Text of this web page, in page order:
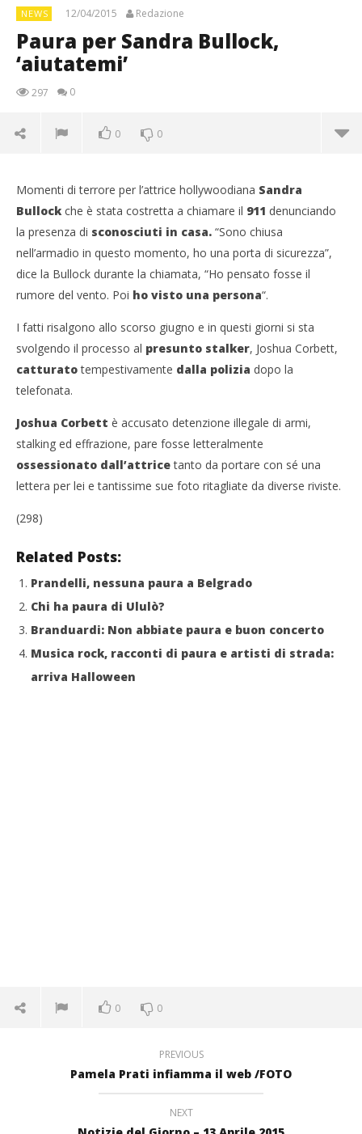
NEWS 12/04/2015 Redazione
Paura per Sandra Bullock,
‘aiutatemi’
297 0
0 0
NOW VIEWING
Paura per Sandra Bullock, ‘aiutatemi’
12/04/2015
Redazione
Momenti di terrore per l’attrice hollywoodiana Sandra
Bullock che è stata costretta a chiamare il 911 denunciando
la presenza di sconosciuti in casa. “Sono chiusa
nell’armadio in questo momento, ho una porta di sicurezza”,
dice la Bullock durante la chiamata, “Ho pensato fosse il
rumore del vento. Poi ho visto una persona“.
I fatti risalgono allo scorso giugno e in questi giorni si sta
svolgendo il processo al presunto stalker, Joshua Corbett,
catturatotempestivamente dalla polizia dopo la
telefonata.
Joshua Corbett è accusato detenzione illegale di armi,
stalking ed effrazione, pare fosse letteralmente
ossessionato dall’attricetanto da portare con sé una
lettera per lei e tantissime sue foto ritagliate da diverse riviste.
(298)
Related Posts:
Prandelli, nessuna paura a Belgrado
Chi ha paura di Ululò?
Branduardi: Non abbiate paura e buon concerto
Musica rock, racconti di paura e artisti di strada:
arriva Halloween
0 0
PREVIOUS
Pamela Prati infiamma il web /FOTO
NEXT